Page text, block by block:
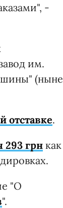
-
им.
(ныне
отставке.
293 грнкак
"О
".